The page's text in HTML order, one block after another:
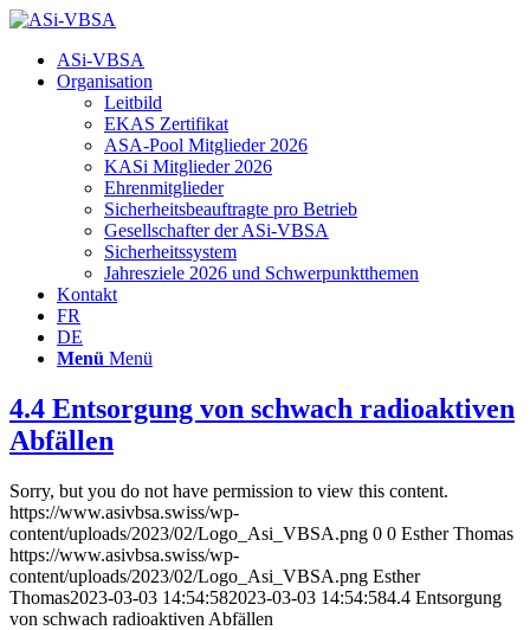
Hauptnavigation
ASi-VBSA
Organisation
Leitbild
EKAS Zertifikat
ASA-Pool Mitglieder 2026
KASi Mitglieder 2026
Ehrenmitglieder
Sicherheitsbeauftragte pro Betrieb
Gesellschafter der ASi-VBSA
Sicherheitssystem
Jahresziele 2026 und Schwerpunktthemen
Kontakt
FR
DE
Menü Menü
4.4 Entsorgung von schwach radioaktiven
Abfällen
Sorry, but you do not have permission to view this content.
https://www.asivbsa.swiss/wp-
content/uploads/2023/02/Logo_Asi_VBSA.png 0 0 Esther Thomas
https://www.asivbsa.swiss/wp-
content/uploads/2023/02/Logo_Asi_VBSA.png Esther
Thomas2023-03-03 14:54:582023-03-03 14:54:584.4 Entsorgung
von schwach radioaktiven Abfällen